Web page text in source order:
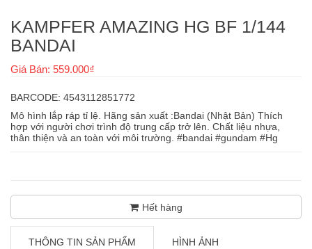
KAMPFER AMAZING HG BF 1/144
BANDAI
Giá Bán: 559.000₫
BARCODE: 4543112851772
Mô hình lắp ráp tỉ lệ. Hãng sản xuất :Bandai (Nhật Bản) Thích
hợp với người chơi trình độ trung cấp trở lên. Chất liệu nhựa,
thân thiện và an toàn với môi trường. #bandai #gundam #Hg
Hết hàng
THÔNG TIN SẢN PHẨM HÌNH ẢNH